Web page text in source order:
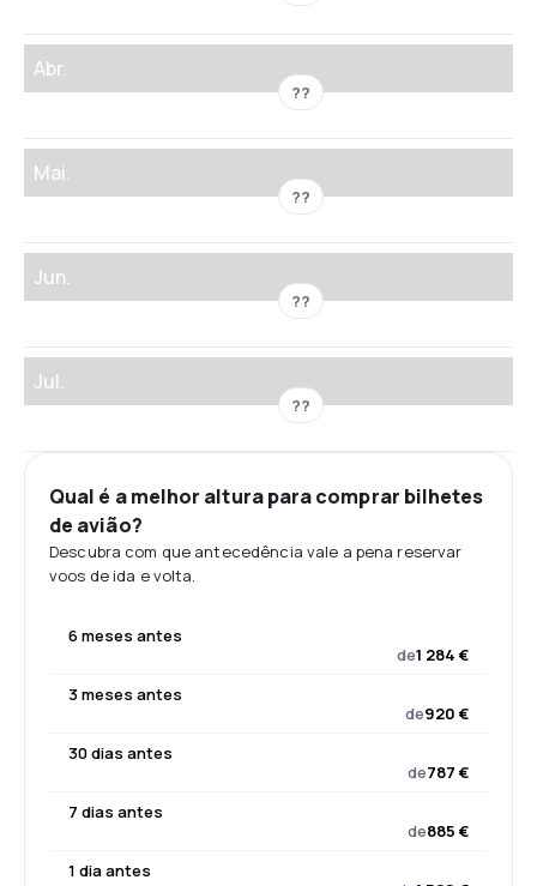
Abr.
??
Mai.
??
Jun.
??
Jul.
??
Qual é a melhor altura para comprar bilhetes
de avião?
Descubra com que antecedência vale a pena reservar
voos de ida e volta.
6 meses antes
de1 284 €
3 meses antes
de920 €
30 dias antes
de787 €
7 dias antes
de885 €
1 dia antes